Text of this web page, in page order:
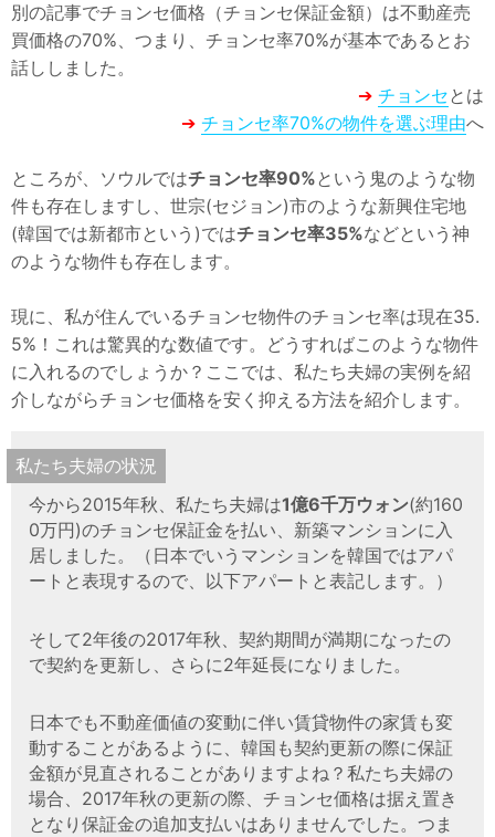
サイトマップ
別の記事でチョンセ価格（チョンセ保証金額）は不動産売
買価格の70%、つまり、チョンセ率70%が基本であるとお
話ししました。
➔ チョンセとは
➔ チョンセ率70%の物件を選ぶ理由へ
ところが、ソウルではチョンセ率90%という鬼のような物
件も存在しますし、世宗(セジョン)市のような新興住宅地
(韓国では新都市という)ではチョンセ率35%などという神
のような物件も存在します。
現に、私が住んでいるチョンセ物件のチョンセ率は現在35.
5%！これは驚異的な数値です。どうすればこのような物件
に入れるのでしょうか？ここでは、私たち夫婦の実例を紹
介しながらチョンセ価格を安く抑える方法を紹介します。
私たち夫婦の状況
今から2015年秋、私たち夫婦は1億6千万ウォン(約160
0万円)のチョンセ保証金を払い、新築マンションに入
居しました。（日本でいうマンションを韓国ではアパ
ートと表現するので、以下アパートと表記します。）
そして2年後の2017年秋、契約期間が満期になったの
で契約を更新し、さらに2年延長になりました。
日本でも不動産価値の変動に伴い賃貸物件の家賃も変
動することがあるように、韓国も契約更新の際に保証
金額が見直されることがありますよね？私たち夫婦の
場合、2017年秋の更新の際、チョンセ価格は据え置き
となり保証金の追加支払いはありませんでした。つま